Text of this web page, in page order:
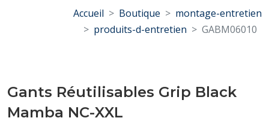
Accueil Boutique
montage-entretien
produits-d-entretien
GABM06010
Gants Réutilisables Grip Black
Mamba NC-XXL